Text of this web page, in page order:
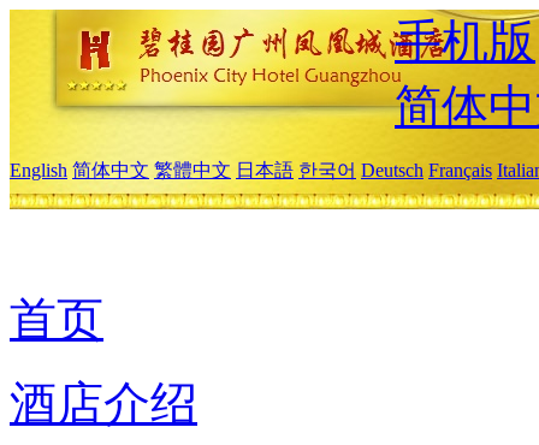
手机版
简体
English 简体中文 繁體中文 日本語 한국어 Deutsch Français
首页
酒店介绍